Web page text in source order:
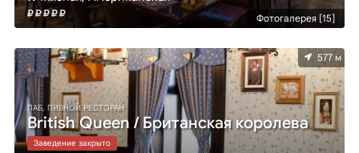
Фотогалерея [15]
577 м
ПАБ, ПИВНОЙ РЕСТОРАН
British Queen / Британская королева
Заведение закрыто